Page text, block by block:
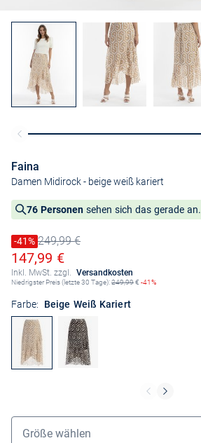
Faina
Damen Midirock- beige weiß kariert
76 Personen sehen sich das gerade an.
Preis reduziert um
-41%
Alter Preis249,99 €
Ermäßigter Preis
147,99 €
Inkl. MwSt. zzgl. Versandkosten
Niedrigster Preis (letzte 30 Tage):249,99€ -41%
Farbe: Beige Weiß Kariert
Größenauswahl
Größe wählen